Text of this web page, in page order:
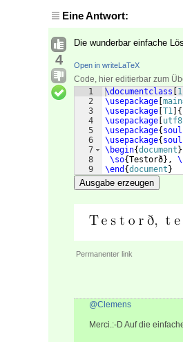
Eine Antwort:
4
Die wunderbar einfache
Open in writeLaTeX
Code, hier editierbar zum
1
2
3
4
5
6
7
8
9
\documentclass
\usepackage
\usepackage T1 {
\usepackage utf8
\usepackage{ soul
\usepackage{
\begin{document }
\so{Testorð} ,
\end {document }
Ausgabe erzeugen
Permanenter link
@Clemens
Merci.:-D Auf die